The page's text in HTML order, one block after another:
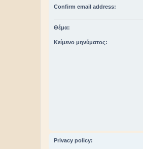
Confirm email address:
Θέμα:
Κείμενο μηνύματος:
Privacy policy: